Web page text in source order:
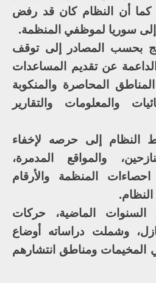
كما أن النظام كان قد رفض
سوريا لموظفي المنظمة.
بحسب المصادر إلى توقف
عن تقديم المساعدات
المحاصرة والمنكوبة
والمعلومات والتقارير
النظام إلى حرصه لإخفاء
والمواقع المدمرة،
احصاءات المنظمة والأرقام
السنوات الماضية، حركات
وشملت دراساته أوضاع
المخيمات ومناطق انتشارهم